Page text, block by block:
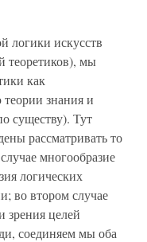
логики искусств
теоретиков), мы
как
теории знания и
существу). Тут
рассматривать то
многообразие
логических
во втором случае
зрения целей
соединяем мы оба